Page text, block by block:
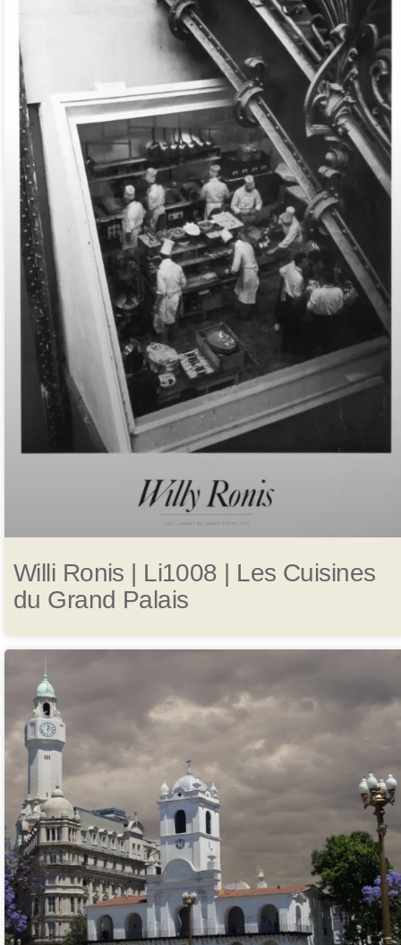
Willi Ronis | Li1008 | Les Cuisines
du Grand Palais